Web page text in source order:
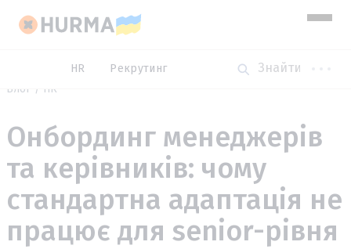
HR
Рекрутинг
Блог
HR
Онбординг менеджерів
та керівників: чому
стандартна адаптація не
працює для senior-рівня